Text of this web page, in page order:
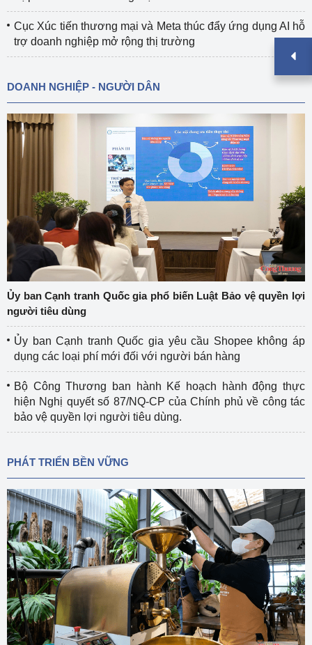
Cục Xúc tiến thương mại và Meta thúc đẩy ứng dụng AI hỗ
trợ doanh nghiệp mở rộng thị trường
DOANH NGHIỆP - NGƯỜI DÂN
Ủy ban Cạnh tranh Quốc gia phổ biến Luật Bảo vệ quyền lợi
người tiêu dùng
Ủy ban Cạnh tranh Quốc gia yêu cầu Shopee không áp
dụng các loại phí mới đối với người bán hàng
Bộ Công Thương ban hành Kế hoạch hành động thực
hiện Nghị quyết số 87/NQ-CP của Chính phủ về công tác
bảo vệ quyền lợi người tiêu dùng.
PHÁT TRIỂN BỀN VỮNG